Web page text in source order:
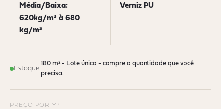
Média/Baixa:
620kg/m³ à 680
kg/m³
Verniz PU
Estoque:
180 m² - Lote único - compre a quantidade que você
precisa.
PREÇO POR M²